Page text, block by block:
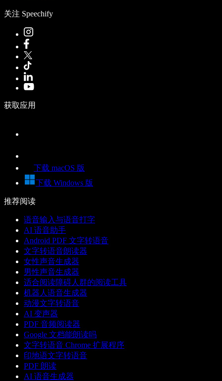
关注 Speechify
获取应用
下载 macOS 版
下载 Windows 版
推荐阅读
语音输入与语音打字
AI 语音助手
Android PDF 文字转语音
文字转语音朗读器
女性声音生成器
男性声音生成器
适合阅读障碍人群的阅读工具
机器人语音生成器
动漫文字转语音
AI 变声器
PDF 音频阅读器
Google 文档能朗读吗
文字转语音 Chrome 扩展程序
印地语文字转语音
PDF 朗读
AI 语音生成器